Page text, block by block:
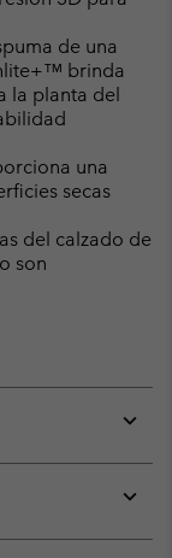
de una
brinda
la planta del
una
secas
del calzado de
son
or
or